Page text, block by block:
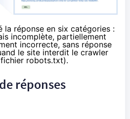
la réponse en six catégories :
incomplète, partiellement
incorrecte, sans réponse
le site interdit le crawler
robots.txt).
réponses